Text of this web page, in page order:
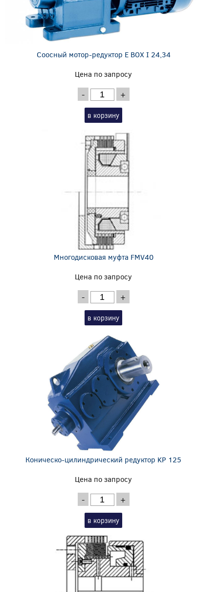
Соосный мотор-редуктор E BOX I 24,34
Цена по запросу
- +
в корзину
Многодисковая муфта FMV40
Цена по запросу
- +
в корзину
Коническо-цилиндрический редуктор KP 125
Цена по запросу
- +
в корзину